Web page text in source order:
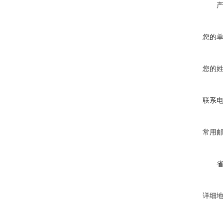
您的
您的
联系
常用
详细